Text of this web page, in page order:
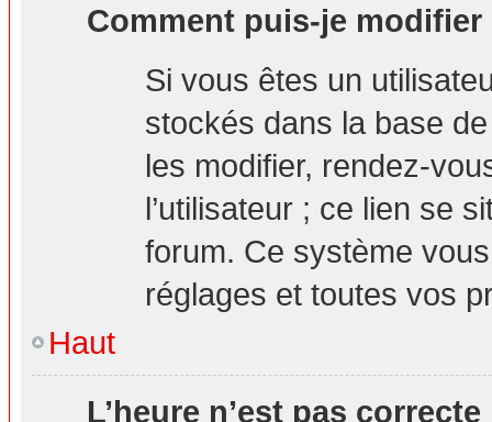
Comment puis-je modifier
Si vous êtes un
stockés dans la base
les modifier, rendez-
l’utilisateur ; ce lien se
forum. Ce système
réglages et toutes vos
Haut
L’heure n’est pas correcte